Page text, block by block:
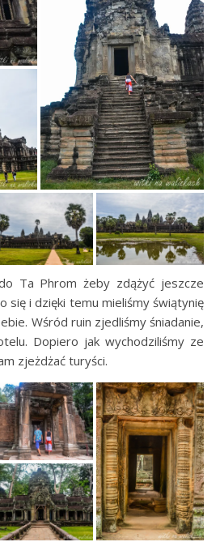
Ta Phrom żeby zdążyć jeszcze
się i dzięki temu mieliśmy świątynię
Wśród ruin zjedliśmy śniadanie,
Dopiero jak wychodziliśmy ze
zjeżdżać turyści.